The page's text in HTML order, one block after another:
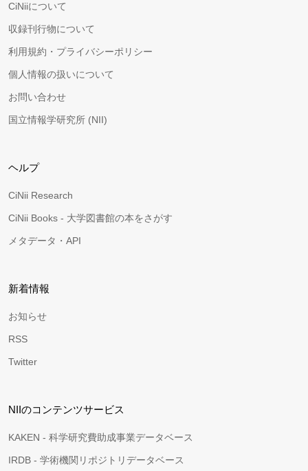
CiNiiについて
収録刊行物について
利用規約・プライバシーポリシー
個人情報の扱いについて
お問い合わせ
国立情報学研究所 (NII)
ヘルプ
CiNii Research
CiNii Books - 大学図書館の本をさがす
メタデータ・API
新着情報
お知らせ
RSS
Twitter
NIIのコンテンツサービス
KAKEN - 科学研究費助成事業データベース
IRDB - 学術機関リポジトリデータベース